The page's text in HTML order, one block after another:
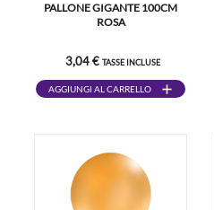
PALLONE GIGANTE 100CM
ROSA
3,04 € TASSE INCLUSE
AGGIUNGI AL CARRELLO